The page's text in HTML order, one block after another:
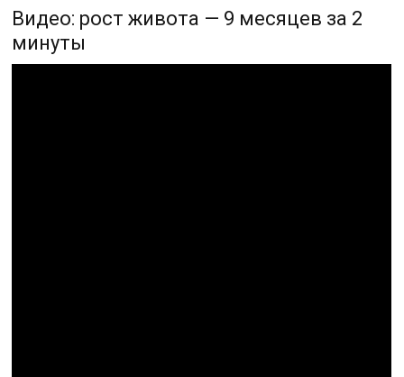
Видео: рост живота — 9 месяцев за 2
минуты